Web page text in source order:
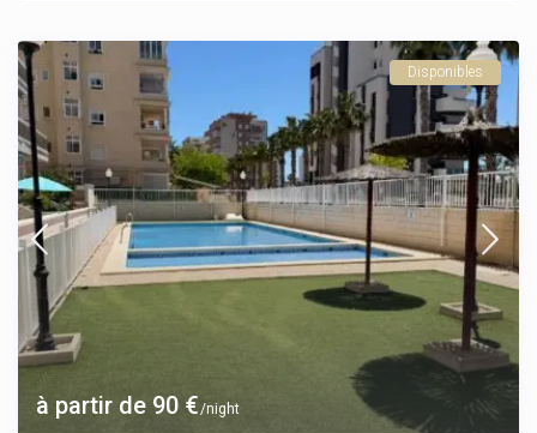
à partir de 90 €/night
Disponibles